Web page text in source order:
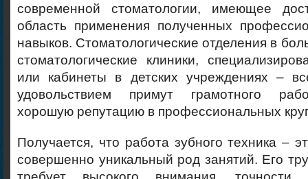
современной стоматологии, имеющее
область применения полученных
навыков. Стоматологические отделения в
стоматологические клиники,
или кабинеты в детских учреждениях –
удовольствием примут грамотного
хорошую репутацию в профессиональных
Получается, что работа зубного техника –
совершенно уникальный род занятий. Его